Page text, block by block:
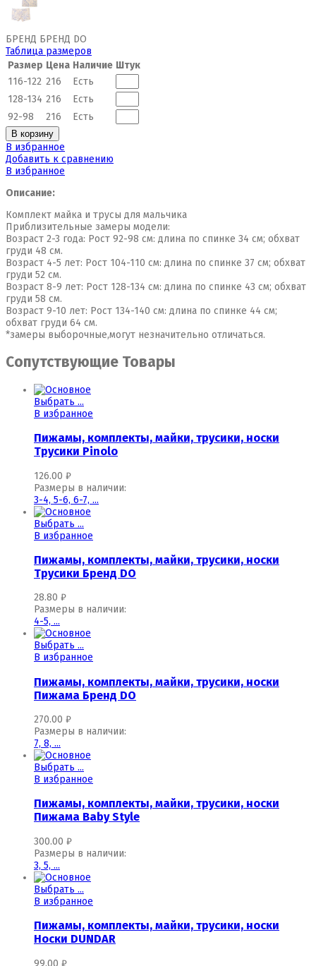
БРЕНД БРЕНД DO
Таблица размеров
Размер Цена Наличие Штук
116-122 216
Есть
128-134 216
Есть
92-98
216 Есть
В корзину
В избранное
Добавить к сравнению
В избранное
Описание:
Комплект майка и трусы для мальчика
Приблизительные замеры модели:
Возраст 2-3 года: Рост 92-98 см: длина по спинке 34 см; обхват
груди 48 см.
Возраст 4-5 лет: Рост 104-110 см: длина по спинке 37 см; обхват
груди 52 см.
Возраст 8-9 лет: Рост 128-134 см: длина по спинке 43 см; обхват
груди 58 см.
Возраст 9-10 лет: Рост 134-140 см: длина по спинке 44 см;
обхват груди 64 см.
*замеры выборочные,могут незначительно отличаться.
Сопутствующие Товары
Выбрать ...
В избранное
Пижамы, комплекты, майки, трусики, носки
Трусики Pinolo
126.00 ₽
Размеры в наличии:
3-4, 5-6, 6-7, ...
Выбрать ...
В избранное
Пижамы, комплекты, майки, трусики, носки
Трусики Бренд DO
28.80 ₽
Размеры в наличии:
4-5, ...
Выбрать ...
В избранное
Пижамы, комплекты, майки, трусики, носки
Пижама Бренд DO
270.00 ₽
Размеры в наличии:
7, 8, ...
Выбрать ...
В избранное
Пижамы, комплекты, майки, трусики, носки
Пижама Baby Style
300.00 ₽
Размеры в наличии:
3, 5, ...
Выбрать ...
В избранное
Пижамы, комплекты, майки, трусики, носки
Носки DUNDAR
99.00 ₽